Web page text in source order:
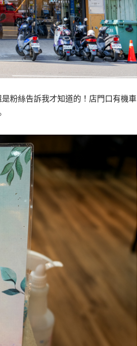
粉絲告訴我才知道的！店門口有機車